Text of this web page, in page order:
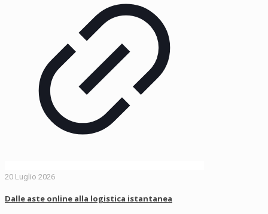
20 Luglio 2026
Dalle aste online alla logistica istantanea